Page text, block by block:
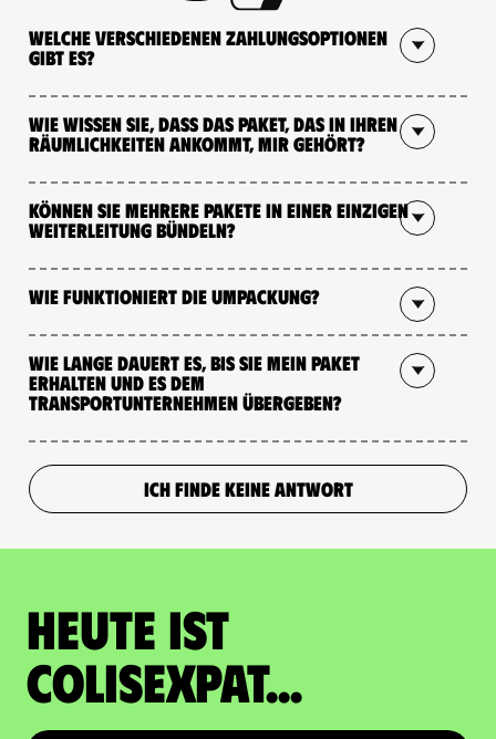
Welche verschiedenen Zahlungsoptionen
gibt es?
Wie wissen Sie, dass das Paket, das in Ihren
Räumlichkeiten ankommt, mir gehört?
Können Sie mehrere Pakete in einer einzigen
Weiterleitung bündeln?
Wie funktioniert die Umpackung?
Wie lange dauert es, bis Sie mein Paket
erhalten und es dem
Transportunternehmen übergeben?
ICH FINDE KEINE ANTWORT
Heute ist
Colisexpat...